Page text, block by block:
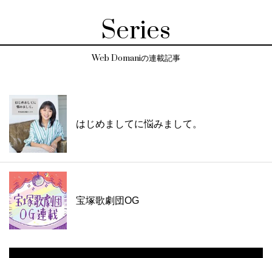
Series
Web Domaniの連載記事
はじめましてに悩みまして。
宝塚歌劇団OG